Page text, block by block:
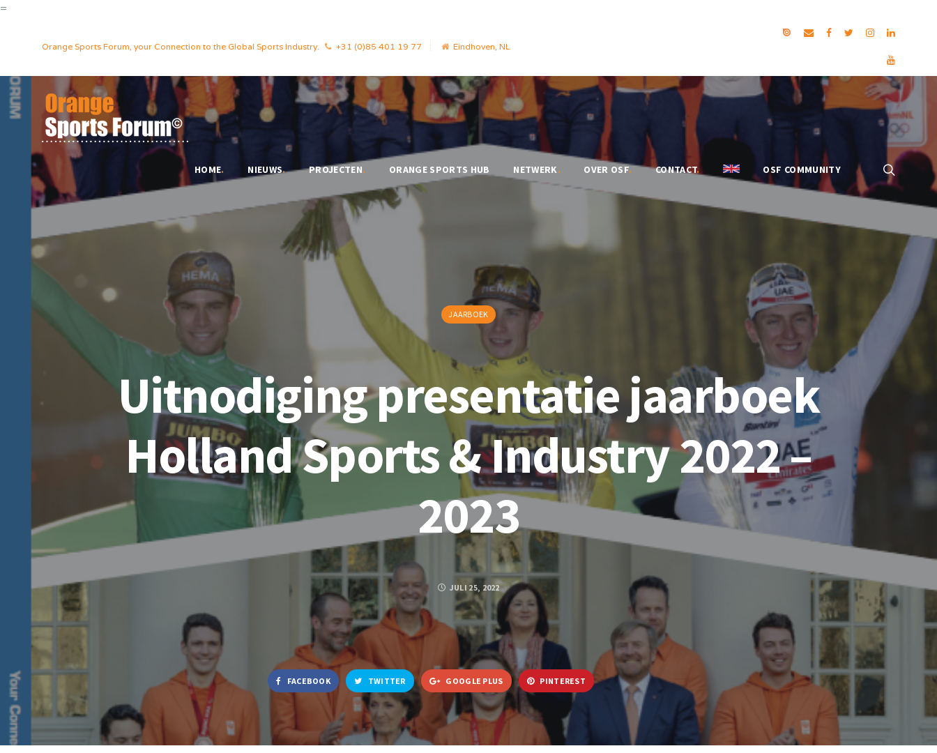
=
Orange Sports Forum, your Connection to the Global Sports Industry. +31 (0)85 401 19 77 Eindhoven, NL
HOME. NIEUWS. PROJECTEN. ORANGE SPORTS HUB NETWERK. OVER OSF. CONTACT. OSF COMMUNITY
JAARBOEK
Uitnodiging presentatie jaarboek
Holland Sports & Industry 2022 –
2023
JULI 25, 2022
FACEBOOK TWITTER GOOGLE PLUS PINTEREST